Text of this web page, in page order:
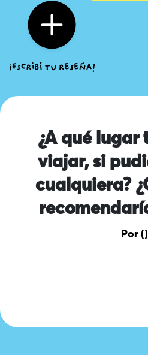
¿A qué lugar
viajar, si
cualquiera?
Por ()